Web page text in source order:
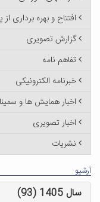
افتتاح و بهره برداری
گزارش تصویری
تفاهم نامه
خبرنامه الکترونیکی
اخبار همایش ها و
اخبار تصویری
نشریات
آرشیو
سال 1405 (93)